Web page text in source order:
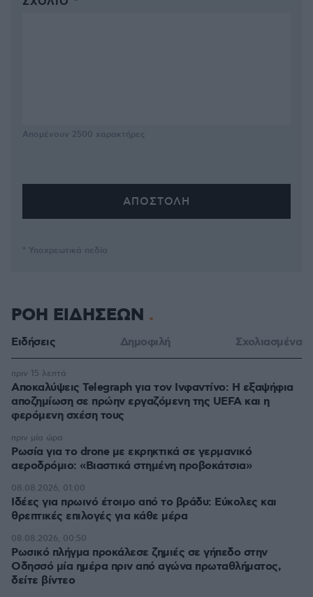
Απομένουν 2500 χαρακτήρες
* Υποχρεωτικά πεδία
ΡΟΗ ΕΙΔΗΣΕΩΝ
Ειδήσεις Δημοφιλή Σχολιασμένα
Αποκαλύψεις Telegraph για τον Ινφαντίνο: Η εξαψήφια
αποζημίωση σε πρώην εργαζόμενη της UEFA και η
φερόμενη σχέση τους
πριν 15 λεπτά
Ρωσία για το drone με εκρηκτικά σε γερμανικό
αεροδρόμιο: «Βιαστικά στημένη προβοκάτσια»
πριν μία ώρα
Ιδέες για πρωινό έτοιμο από το βράδυ: Εύκολες και
θρεπτικές επιλογές για κάθε μέρα
08.08.2026, 01:00
Ρωσικό πλήγμα προκάλεσε ζημιές σε γήπεδο στην
Οδησσό μία ημέρα πριν από αγώνα πρωταθλήματος,
δείτε βίντεο
08.08.2026, 00:50